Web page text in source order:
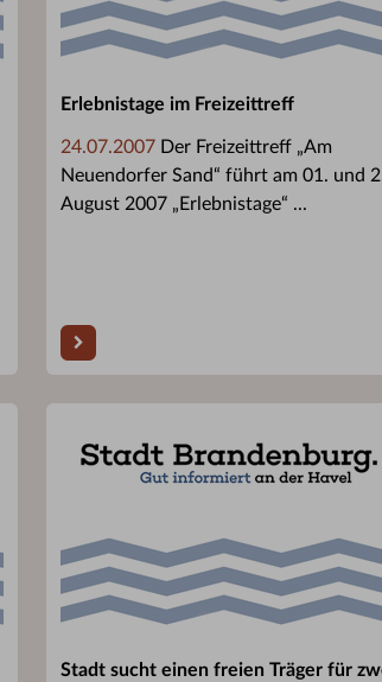
Erlebnistage im Freizeittreff
24.07.2007 Der Freizeittreff „Am
Neuendorfer Sand“ führt am 01. und
August 2007 „Erlebnistage“ ...
Stadt sucht einen freien Träger für